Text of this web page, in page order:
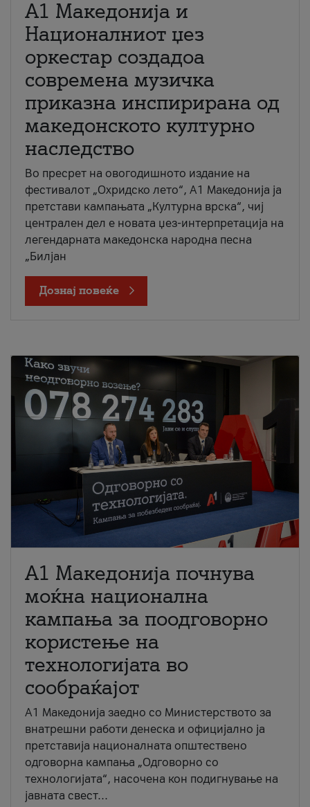
А1 Македонија и
Националниот џез
оркестар создадоа
современа музичка
приказна инспирирана од
македонското културно
наследство
Во пресрет на овогодишното издание на
фестивалот „Охридско лето“, А1 Македонија ја
претстави кампањата „Културна врска“, чиј
централен дел е новата џез-интерпретација на
легендарната македонска народна песна
„Билјан
Дознај повеќе
A1 Македонија почнува
моќна национална
кампања за поодговорно
користење на
технологијата во
сообраќајот
A1 Македонија заедно со Министерството за
внатрешни работи денеска и официјално ја
претставија националната општествено
одговорна кампања „Одговорно со
технологијата“, насочена кон подигнување на
јавната свест...